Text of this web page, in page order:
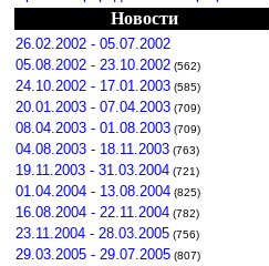
Новости
26.02.2002 - 05.07.2002
05.08.2002 - 23.10.2002 (562)
24.10.2002 - 17.01.2003 (585)
20.01.2003 - 07.04.2003 (709)
08.04.2003 - 01.08.2003 (709)
04.08.2003 - 18.11.2003 (763)
19.11.2003 - 31.03.2004 (721)
01.04.2004 - 13.08.2004 (825)
16.08.2004 - 22.11.2004 (782)
23.11.2004 - 28.03.2005 (756)
29.03.2005 - 29.07.2005 (807)